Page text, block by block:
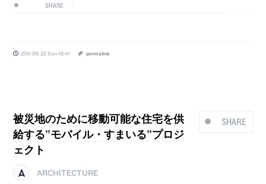
SHARE
2011.05.22 Sun 10:41 permalink
SHARE
被災地のために移動可能な住宅を供
給する”モバイル・すまいる”プロジ
ェクト
ARCHITECTURE